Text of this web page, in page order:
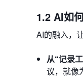
1.2 AI如
AI的融入，
从“记录
议，就像